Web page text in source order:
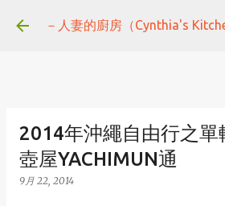
－人妻的廚房（Cynthia's
2014年沖繩自由行之單
壺屋YACHIMUN通
9月 22, 2014